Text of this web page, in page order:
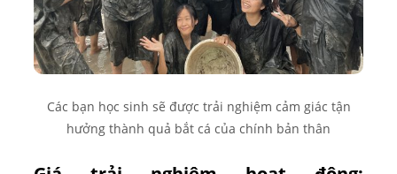
Các bạn học sinh sẽ được trải nghiệm cảm giác tận
hưởng thành quả bắt cá của chính bản thân